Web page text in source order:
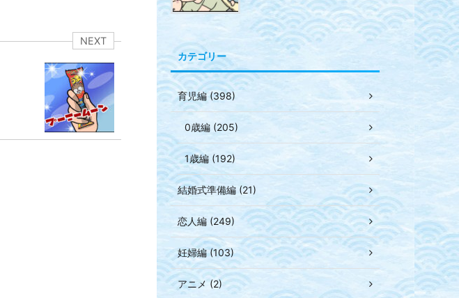
NEXT
カテゴリー
育児編 (398)
0歳編 (205)
1歳編 (192)
結婚式準備編 (21)
恋人編 (249)
妊婦編 (103)
アニメ (2)